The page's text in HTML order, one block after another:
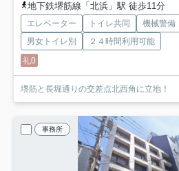
地下鉄堺筋線「北浜」駅 徒歩11分
エレベーター トイレ共同 機械警備
男女トイレ別
２４時間利用可能
礼0
堺筋と長堀通りの交差点北西角に立地！
事務所